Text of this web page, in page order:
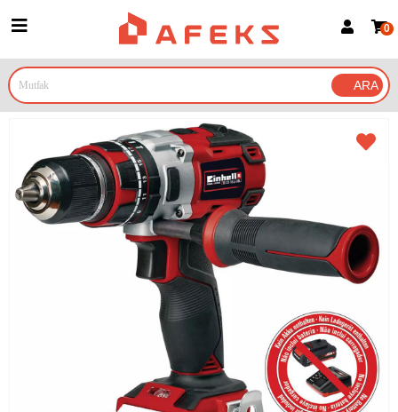
Google İle Bağlan
0